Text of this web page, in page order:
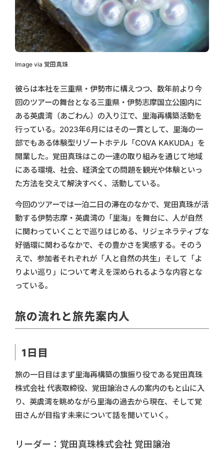
Image via 覚田真珠
彼らは本社を三重県・伊勢市に構えつつ、数年前より今
回のツアーの舞台となる三重県・伊勢志摩国立公園内に
ある英虞湾（あごわん）の入り江で、里海再構築活動を
行っている。2023年6月にはその一貫として、里海の一
部でもある体験型リゾートホテル「COVA KAKUDA」を
開業した。覚田真珠はこの一連の取り組みを通じて地域
にある環境、社会、経済全ての問題を観光や体験といっ
た方法を交えて解決すべく、活動している。
今回のツアーでは一泊二日の滞在のなかで、覚田真珠が活
動する伊勢志摩・英虞湾の「里海」を舞台に、人が自然
に関わっていくことで巡りはじめる、リジェネラティブな
好循環に関わるなかで、その豊かさを実感する。そのう
えで、参加者それぞれが「人と自然の共生」そして「よ
りよい巡り」について考えを深められるような内容とな
っている。
旅の流れと旅先案内人
1日目
旅の一日目はまず里海再構築の旗振り役である覚田真珠
株式会社 代表取締役、覚田譲治さんの案内のもと山に入
り、英虞湾を眺めながら里海の過去から現在、そして覚
田さんが目指す未来について話を聞いていく。
リーダー：覚田真珠株式会社 覚田譲治